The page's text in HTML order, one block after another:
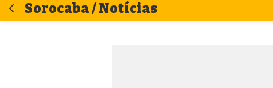
Sorocaba / Notícias